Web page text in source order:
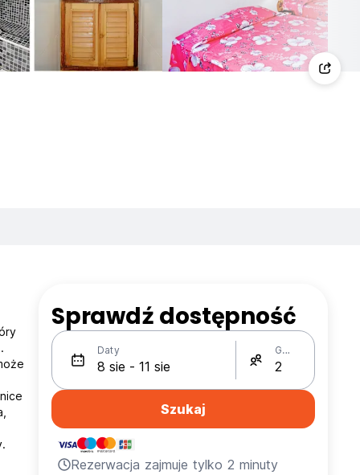
Sprawdź dostępność
Daty Gości
Szukaj
Rezerwacja zajmuje tylko 2 minuty